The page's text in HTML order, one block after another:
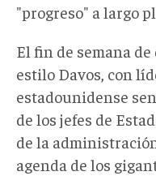
"progreso" a largo
El fin de semana
estilo Davos, con
estadounidense
de los jefes de
de la
agenda de los